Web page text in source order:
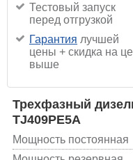
Тестовый запуск
перед отгрузкой
Гарантия лучшей
цены + скидка на
выше
Трехфазный
TJ409PE5A
Мощность постоянная